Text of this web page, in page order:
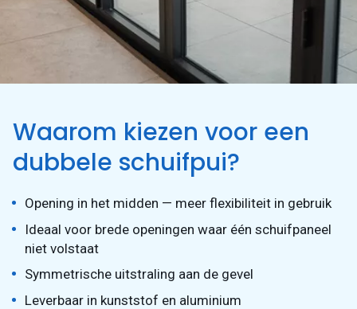
Waarom kiezen voor een
dubbele schuifpui?
Opening in het midden — meer flexibiliteit in gebruik
Ideaal voor brede openingen waar één schuifpaneel
niet volstaat
Symmetrische uitstraling aan de gevel
Leverbaar in kunststof en aluminium